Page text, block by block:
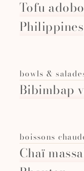
Tofu
Philippines
bowls &
Bibimbap
boissons
Chaï